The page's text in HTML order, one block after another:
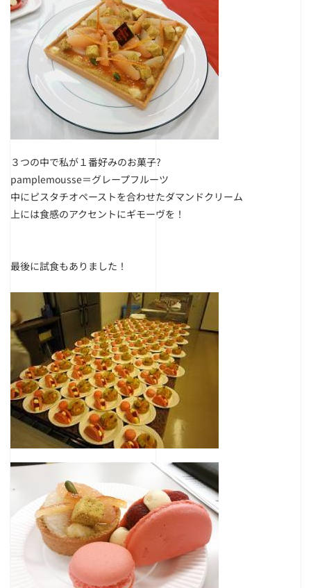
３つの中で私が１番好みのお菓子?
pamplemousse＝グレープフルーツ
中にピスタチオペーストを合わせたダマンドクリーム
上には食感のアクセントにギモーヴを！
最後に試食もありました！